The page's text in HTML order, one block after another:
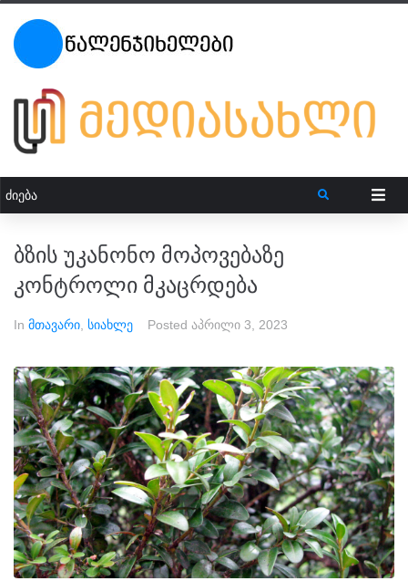
ბზის უკანონო მოპოვებაზე
კონტროლი მკაცრდება
In მთავარი სიახლე Posted აპრილი 3, 2023